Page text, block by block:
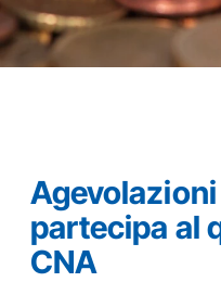
partecipa al
CNA